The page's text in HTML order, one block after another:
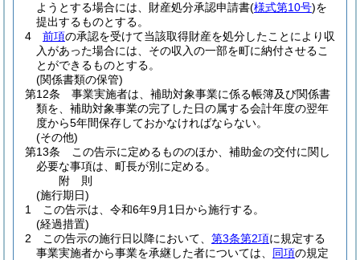
ようとする場合には、財産処分承認申請書(様式第10号)を
提出するものとする。
4
前項の承認を受けて当該取得財産を処分したことにより収
入があった場合には、その収入の一部を町に納付させるこ
とができるものとする。
(関係書類の保管)
第12条
事業実施者は、補助対象事業に係る帳簿及び関係書
類を、補助対象事業の完了した日の属する会計年度の翌年
度から5年間保存しておかなければならない。
(その他)
第13条
この告示に定めるもののほか、補助金の交付に関し
必要な事項は、町長が別に定める。
附 則
(施行期日)
1
この告示は、令和6年9月1日から施行する。
(経過措置)
2
この告示の施行日以降において、 第3条第2項に規定する
事業実施者から事業を承継した者については、 同項の規定